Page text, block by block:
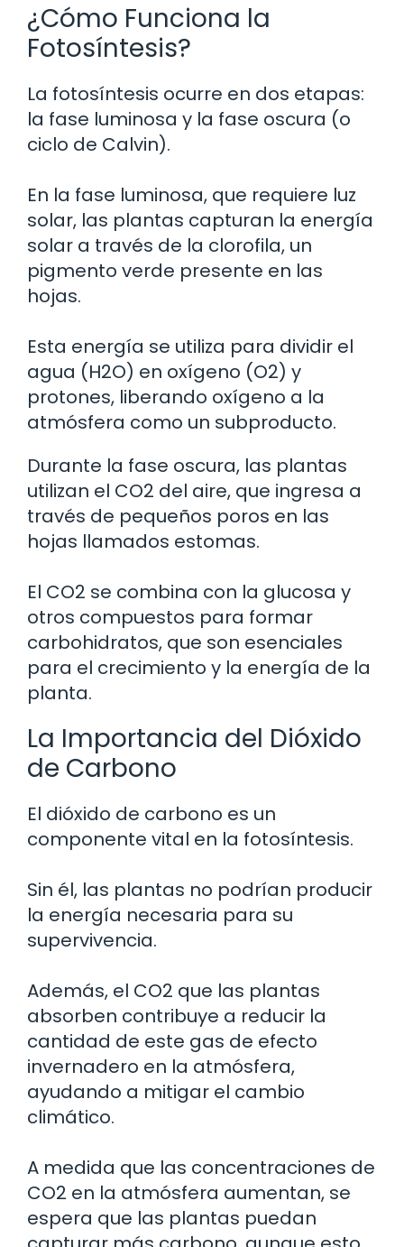
¿Cómo Funciona la
Fotosíntesis?
La fotosíntesis ocurre en dos etapas:
la fase luminosa y la fase oscura (o
ciclo de Calvin).
En la fase luminosa, que requiere luz
solar, las plantas capturan la energía
solar a través de la clorofila, un
pigmento verde presente en las
hojas.
Esta energía se utiliza para dividir el
agua (H2O) en oxígeno (O2) y
protones, liberando oxígeno a la
atmósfera como un subproducto.
Durante la fase oscura, las plantas
utilizan el CO2 del aire, que ingresa a
través de pequeños poros en las
hojas llamados estomas.
El CO2 se combina con la glucosa y
otros compuestos para formar
carbohidratos, que son esenciales
para el crecimiento y la energía de la
planta.
La Importancia del Dióxido
de Carbono
El dióxido de carbono es un
componente vital en la fotosíntesis.
Sin él, las plantas no podrían producir
la energía necesaria para su
supervivencia.
Además, el CO2 que las plantas
absorben contribuye a reducir la
cantidad de este gas de efecto
invernadero en la atmósfera,
ayudando a mitigar el cambio
climático.
A medida que las concentraciones de
CO2 en la atmósfera aumentan, se
espera que las plantas puedan